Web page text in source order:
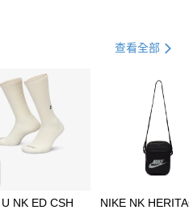
21家銀行
第一商業銀行
彰化商業銀行
查看全部
NK ED CSH
NIKE NK